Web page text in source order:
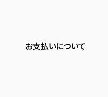
お支払いについて